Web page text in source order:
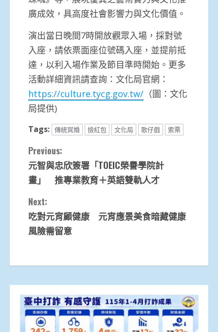
廣成效，具高度社會影響力與文化價值。
演出當日晚間7時開放觀眾入場，採對號
入座，請依票面座位號碼入座，並提前抵
達，以利入場作業及節目準時開始。更多
活動詳細資訊請查詢：文化局官網：
https://culture.tycg.gov.tw/ （圖：文化
局提供)
Tags: 傳統冥婚 撿紅包 文化局 歌仔戲 索票
Continue
Reading
Previous:
元智與忠欣簽署「TOEIC榮譽學院計
畫」 推專業教育＋英語雙軌人才
Next:
吃對元宵顧健康 元宵應景美食暗藏健康
風險需留意